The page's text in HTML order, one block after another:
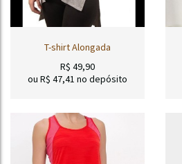
T-shirt Alongada
R$ 49,90
ou R$ 47,41 no depósito